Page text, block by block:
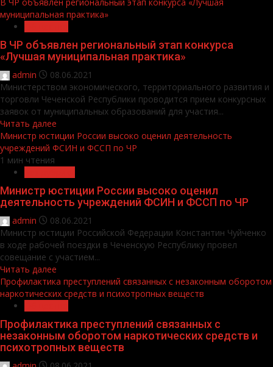
муниципальная практика»
В ЧР объявлен региональный этап конкурса
«Лучшая муниципальная практика»
admin
08.06.2021
Министерством экономического, территориального развития и
торговли Чеченской Республики проводится прием конкурсных
заявок от муниципальных образований для участия...
Читать далее
Министр юстиции России высоко оценил деятельность
учреждений ФСИН и ФССП по ЧР
1 мин чтения
Министр юстиции России высоко оценил
деятельность учреждений ФСИН и ФССП по ЧР
admin
08.06.2021
Министр юстиции Российской Федерации Константин Чуйченко
в ходе рабочей поездки в Чеченскую Республику провел
совещание с участием...
Читать далее
Профилактика преступлений связанных с незаконным оборотом
наркотических средств и психотропных веществ
Профилактика преступлений связанных с
незаконным оборотом наркотических средств и
психотропных веществ